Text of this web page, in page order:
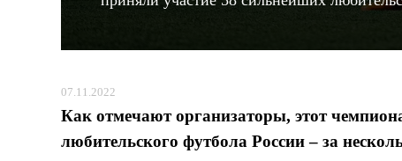
07.11.2022
Как отмечают организаторы, этот
любительского футбола России – за